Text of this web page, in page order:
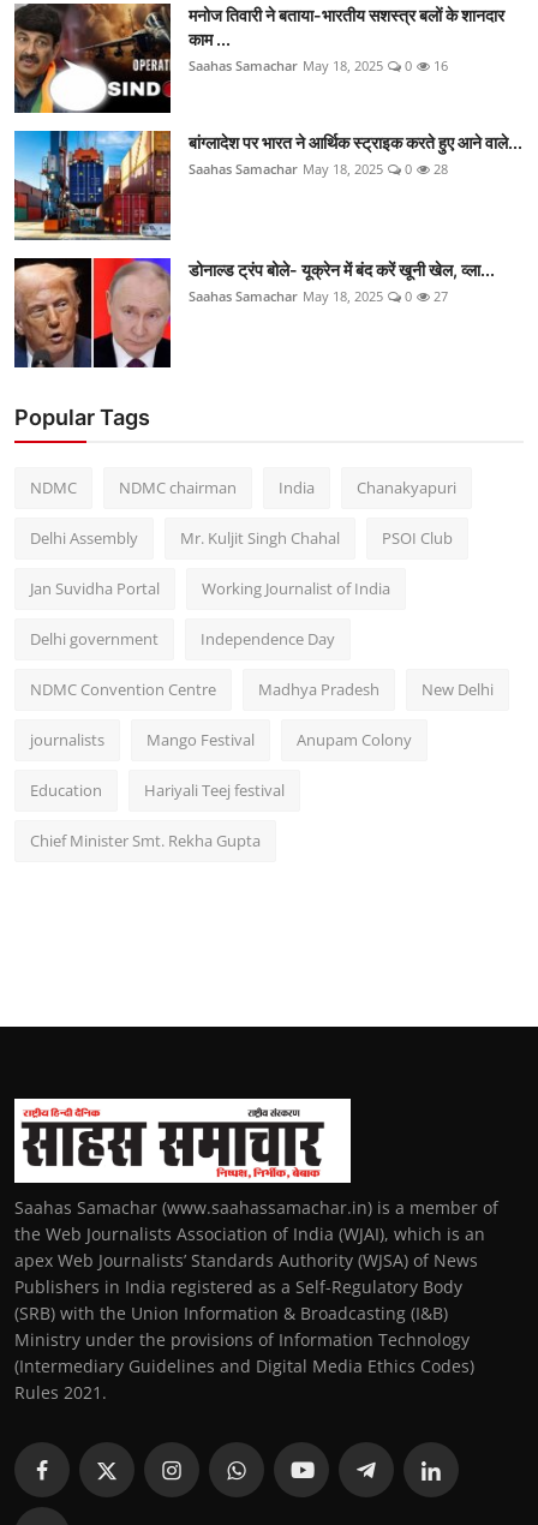
मनोज तिवारी ने बताया-भारतीय सशस्त्र बलों के शानदार
काम ...
Saahas Samachar May 18, 2025 0 16
बांग्लादेश पर भारत ने आर्थिक स्ट्राइक करते हुए आने वाले...
Saahas Samachar May 18, 2025 0 28
डोनाल्ड ट्रंप बोले- यूक्रेन में बंद करें खूनी खेल, व्ला...
Saahas Samachar May 18, 2025 0 27
Popular Tags
NDMC NDMC chairman India Chanakyapuri
Delhi Assembly Mr. Kuljit Singh Chahal PSOI Club
Jan Suvidha Portal Working Journalist of India
Delhi government Independence Day
NDMC Convention Centre Madhya Pradesh New Delhi
journalists Mango Festival Anupam Colony
Education Hariyali Teej festival
Chief Minister Smt. Rekha Gupta
Saahas Samachar (www.saahassamachar.in) is a member of
the Web Journalists Association of India (WJAI), which is an
apex Web Journalists’ Standards Authority (WJSA) of News
Publishers in India registered as a Self-Regulatory Body
(SRB) with the Union Information & Broadcasting (I&B)
Ministry under the provisions of Information Technology
(Intermediary Guidelines and Digital Media Ethics Codes)
Rules 2021.